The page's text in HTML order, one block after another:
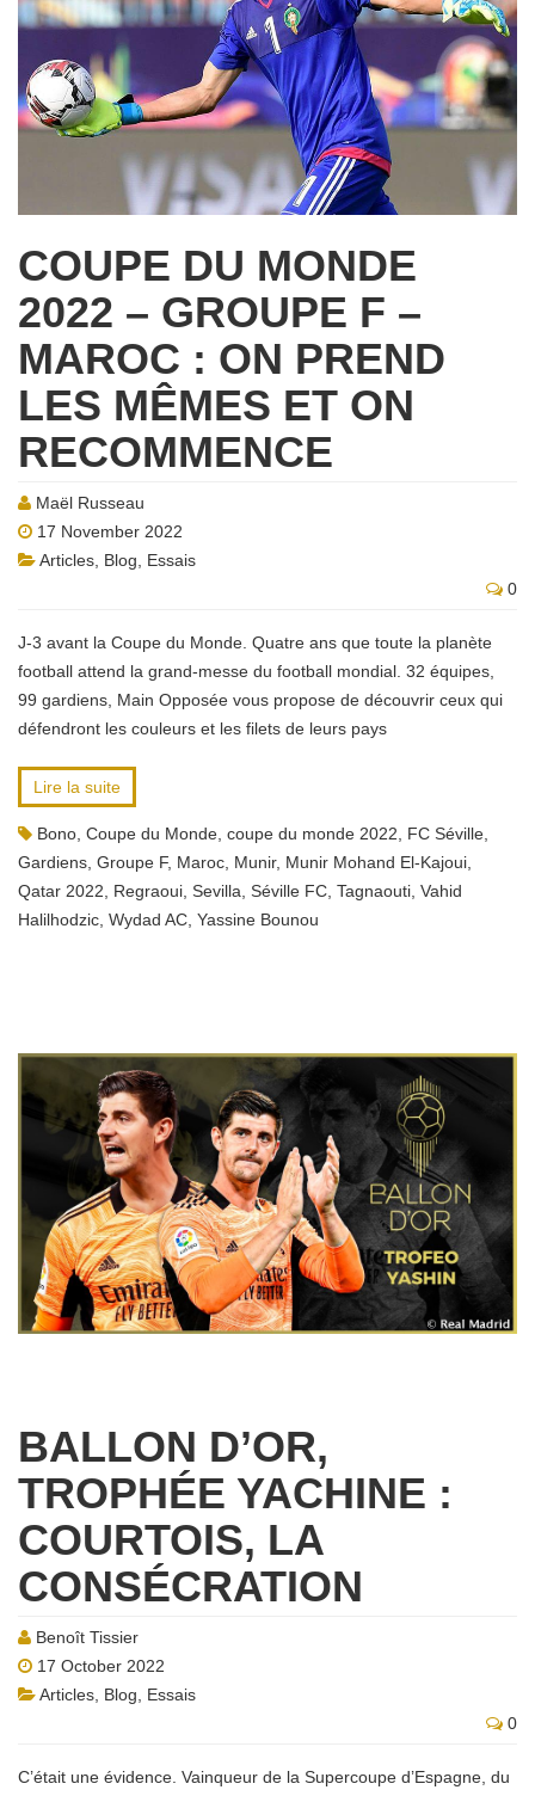
COUPE DU MONDE
2022 – GROUPE F –
MAROC : ON PREND
LES MÊMES ET ON
RECOMMENCE
Maël Russeau
17 November 2022
Articles Blog
Essais
0
J-3 avant la Coupe du Monde. Quatre ans que toute la planète
football attend la grand-messe du football mondial. 32 équipes,
99 gardiens, Main Opposée vous propose de découvrir ceux qui
défendront les couleurs et les filets de leurs pays
Lire la suite
Bono Coupe du Monde coupe du monde 2022 FC Séville
Gardiens Groupe F, Maroc Munir, Munir Mohand El-Kajoui
Qatar 2022
Regraoui Sevilla Séville FC Tagnaouti Vahid
Halilhodzic Wydad AC Yassine Bounou
BALLON D’OR,
TROPHÉE YACHINE :
COURTOIS, LA
CONSÉCRATION
Benoît Tissier
17 October 2022
Articles Blog
Essais
0
C’était une évidence. Vainqueur de la Supercoupe d’Espagne, du